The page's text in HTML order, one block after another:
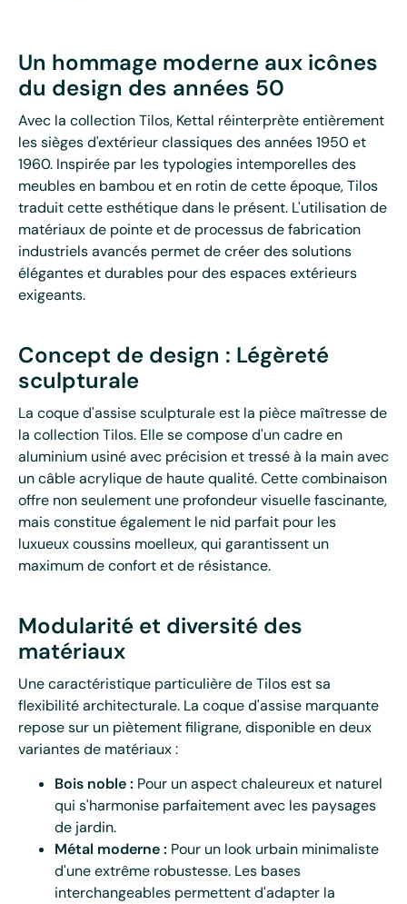
Un hommage moderne aux icônes
du design des années 50
Avec la collection Tilos, Kettal réinterprète entièrement
les sièges d'extérieur classiques des années 1950 et
1960. Inspirée par les typologies intemporelles des
meubles en bambou et en rotin de cette époque, Tilos
traduit cette esthétique dans le présent. L'utilisation de
matériaux de pointe et de processus de fabrication
industriels avancés permet de créer des solutions
élégantes et durables pour des espaces extérieurs
exigeants.
Concept de design : Légèreté
sculpturale
La coque d'assise sculpturale est la pièce maîtresse de
la collection Tilos. Elle se compose d'un cadre en
aluminium usiné avec précision et tressé à la main avec
un câble acrylique de haute qualité. Cette combinaison
offre non seulement une profondeur visuelle fascinante,
mais constitue également le nid parfait pour les
luxueux coussins moelleux, qui garantissent un
maximum de confort et de résistance.
Modularité et diversité des
matériaux
Une caractéristique particulière de Tilos est sa
flexibilité architecturale. La coque d'assise marquante
repose sur un piètement filigrane, disponible en deux
variantes de matériaux :
Bois noble : Pour un aspect chaleureux et naturel
qui s'harmonise parfaitement avec les paysages
de jardin.
Métal moderne : Pour un look urbain minimaliste
d'une extrême robustesse. Les bases
interchangeables permettent d'adapter la